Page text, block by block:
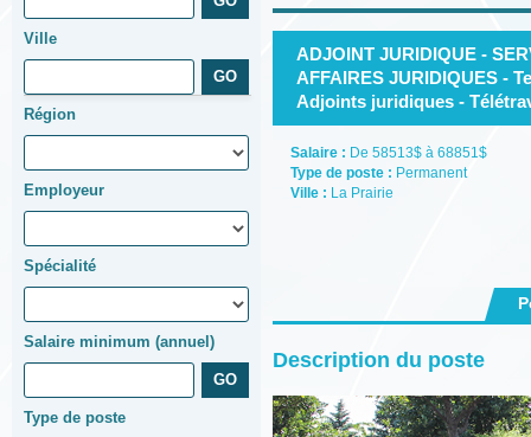
Ville
Région
Employeur
Spécialité
Salaire minimum (annuel)
Type de poste
ADJOINT JURIDIQUE -
AFFAIRES JURIDIQUES -
Adjoints juridiques -
Salaire : De 58513$ à 68851$
Type de poste : Permanent
Ville : La Prairie
Description du poste